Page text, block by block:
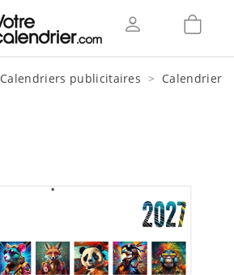
Calendriers publicitaires Calendrier